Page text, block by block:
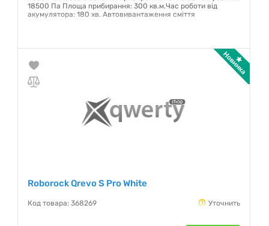
18500 Па Площа прибирання: 300 кв.м.Час роботи від
акумулятора: 180 хв. Автовивантаження сміття
Roborock Qrevo S Pro White
Код товара: 368269 Уточнить